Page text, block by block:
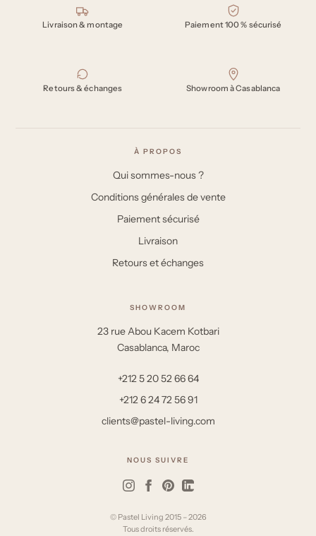
Nos engagements
Livraison & montage Paiement 100 % sécurisé
Retours & échanges Showroom à Casablanca
À PROPOS
Qui sommes-nous ?
Conditions générales de vente
Paiement sécurisé
Livraison
Retours et échanges
SHOWROOM
23 rue Abou Kacem Kotbari
Casablanca, Maroc
+212 5 20 52 66 64
+212 6 24 72 56 91
clients@pastel-living.com
NOUS SUIVRE
© Pastel Living 2015 – 2026
Tous droits réservés.